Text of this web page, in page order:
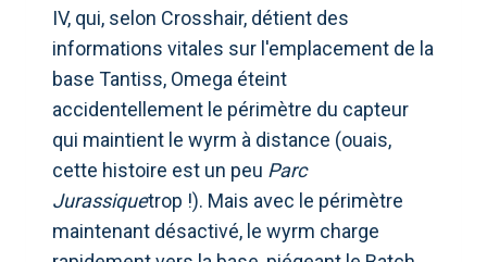
IV, qui, selon Crosshair, détient des
informations vitales sur l'emplacement de la
base Tantiss, Omega éteint
accidentellement le périmètre du capteur
qui maintient le wyrm à distance (ouais,
cette histoire est un peu Parc
Jurassiquetrop !). Mais avec le périmètre
maintenant désactivé, le wyrm charge